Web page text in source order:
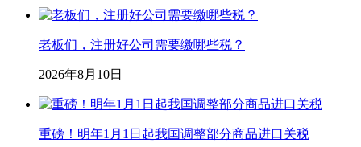
老板们，注册好公司需要缴哪些税？
2026年8月10日
重磅！明年1月1日起我国调整部分商品进口关税